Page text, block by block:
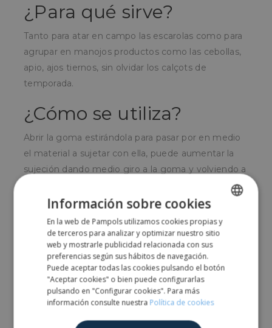
¿Para qué sirve?
Tanto para atar en campo las escarolas como para
agrupar en manojos productos como las cebollas,
apio, ajos tiernos, sin olvidar los calçots de
temporada.
¿Cómo se utiliza?
Abrir la goma estirándola para pasar por en medio
el material a sujetar con ella, puede aumentar la
sujeción dando medio giro a la goma y volviendo a
¿Para quién?
Para agricultores, empresas de productos
hortofrutícolas y otros sectores.
Comparte
SPANISH
ENGLISH
Información sobre cookies
En la web de Pampols utilizamos cookies propias y
de terceros para analizar y optimizar nuestro sitio
web y mostrarle publicidad relacionada con sus
preferencias según sus hábitos de navegación.
Puede aceptar todas las cookies pulsando el botón
"Aceptar cookies" o bien puede configurarlas
pulsando en "Configurar cookies". Para más
información consulte nuestra Política de cookies